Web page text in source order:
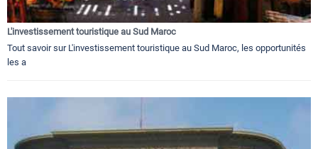
L'investissement touristique au Sud Maroc
Tout savoir sur L'investissement touristique au Sud Maroc, les opportunités
les a